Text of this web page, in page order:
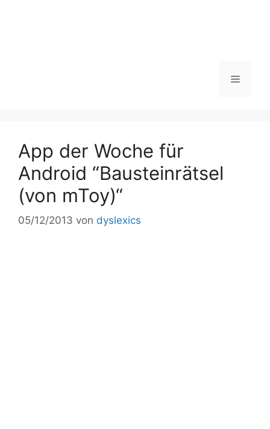
Menü
App der Woche für
Android “Bausteinrätsel
(von mToy)“
05/12/2013 von dyslexics